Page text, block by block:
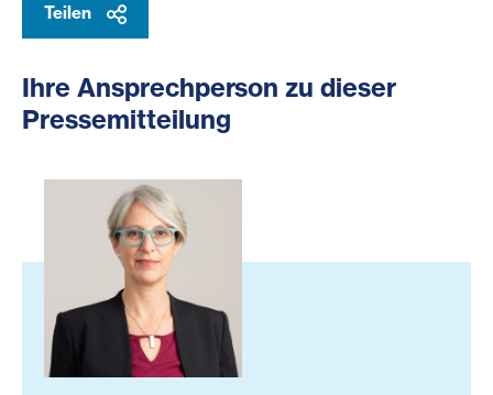
Teilen
Ihre Ansprechperson zu dieser
Pressemitteilung